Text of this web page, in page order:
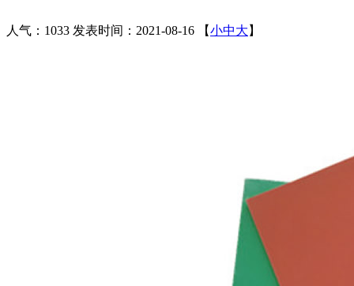
人气：1033 发表时间：2021-08-16 【小中大 】